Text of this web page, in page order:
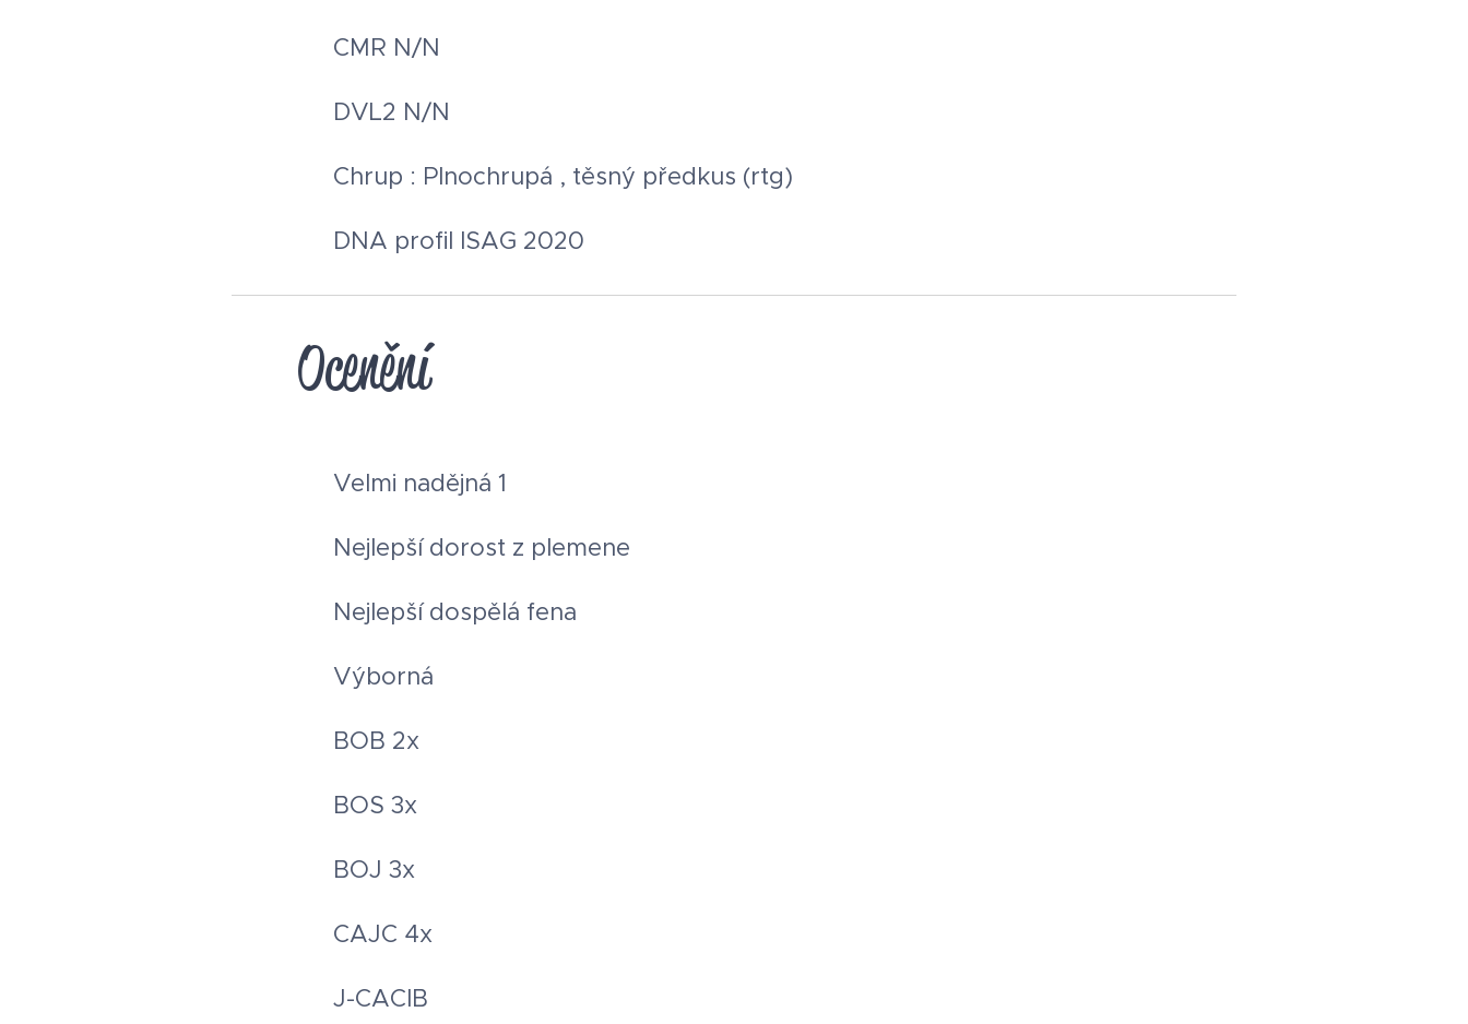
▪︎ CMR N/N
▪︎ DVL2 N/N
▪︎ Chrup : Plnochrupá , těsný předkus (rtg)
▪︎ DNA profil ISAG 2020
Ocenění
▪︎ Velmi nadějná 1
▪︎ Nejlepší dorost z plemene
▪︎ Nejlepší dospělá fena
▪︎ Výborná
▪︎ BOB 2x
▪︎ BOS 3x
▪︎ BOJ 3x
▪︎ CAJC 4x
▪︎ J-CACIB